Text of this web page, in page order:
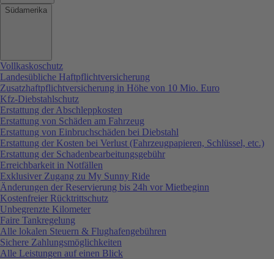
Südamerika
Vollkaskoschutz
Landesübliche Haftpflichtversicherung
Zusatzhaftpflichtversicherung in Höhe von 10 Mio. Euro
Kfz-Diebstahlschutz
Erstattung der Abschleppkosten
Erstattung von Schäden am Fahrzeug
Erstattung von Einbruchschäden bei Diebstahl
Erstattung der Kosten bei Verlust (Fahrzeugpapieren, Schlüssel, etc.)
Erstattung der Schadenbearbeitungsgebühr
Erreichbarkeit in Notfällen
Exklusiver Zugang zu My Sunny Ride
Änderungen der Reservierung bis 24h vor Mietbeginn
Kostenfreier Rücktrittschutz
Unbegrenzte Kilometer
Faire Tankregelung
Alle lokalen Steuern & Flughafengebühren
Sichere Zahlungsmöglichkeiten
Alle Leistungen auf einen Blick